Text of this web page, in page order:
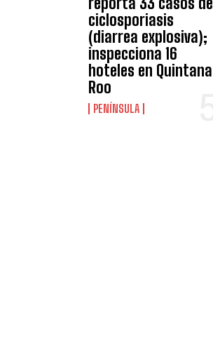
ciclosporiasis
(diarrea explosiva);
inspecciona 16
hoteles en Quintana
Roo
PENÍNSULA